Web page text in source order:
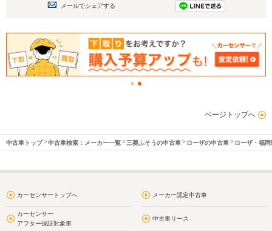
メールでシェアする
ページトップへ
中古車トップ 中古車検索：メーカー一覧 三菱ふそうの中古車 ローザの中古車 ローザ・福
カーセンサートップへ メーカー認定中古車
カーセンサー
アフター保証対象車
中古車リース